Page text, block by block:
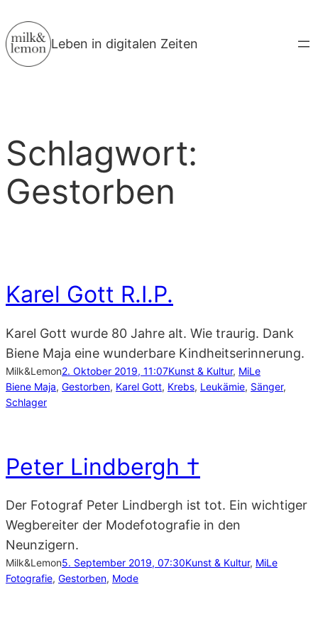
Inhalt
springen
Leben in digitalen Zeiten
Schlagwort:
Gestorben
Karel Gott R.I.P.
Karel Gott wurde 80 Jahre alt. Wie traurig. Dank
Biene Maja eine wunderbare Kindheitserinnerung.
Milk&Lemon2. Oktober 2019, 11:07Kunst & Kultur, MiLe
Biene Maja, Gestorben, Karel Gott, Krebs, Leukämie, Sänger
Schlager
Peter Lindbergh †
Der Fotograf Peter Lindbergh ist tot. Ein wichtiger
Wegbereiter der Modefotografie in den
Neunzigern.
Milk&Lemon5. September 2019, 07:30Kunst & Kultur, MiLe
Fotografie, Gestorben, Mode